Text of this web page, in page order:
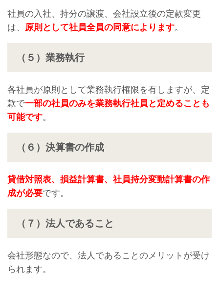
社員の入社、持分の譲渡、会社設立後の定款変更
は、
原則として社員全員の同意によります。
（５）業務執行
各社員が原則として業務執行権限を有しますが、定
款で一部の社員のみを業務執行社員と定めることも
可能です。
（６）決算書の作成
貸借対照表、損益計算書、社員持分変動計算書の作
成が必要です。
（７）法人であること
会社形態なので、法人であることのメリットが受け
られます。